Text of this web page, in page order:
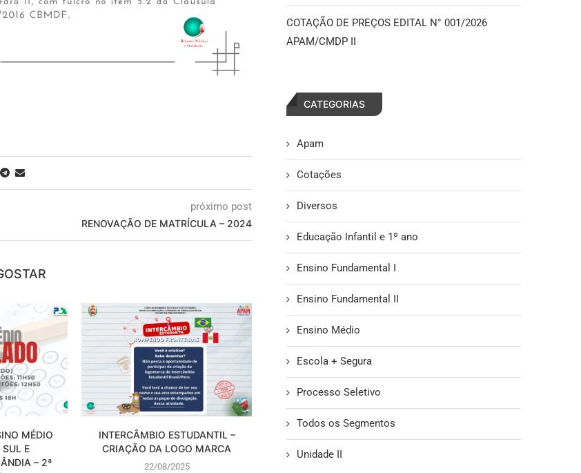
próximo post
RENOVAÇÃO DE MATRÍCULA – 2024
MÉDIO
SUL E
– 2ª
INTERCÂMBIO ESTUDANTIL –
CRIAÇÃO DA LOGO MARCA
22/08/2025
OBJETIVA DO 1º SIMULADO DE
COTAÇÃO DE PREÇOS EDITAL N° 001/2026
APAM/CMDP II
CATEGORIAS
Apam
Cotações
Diversos
Educação Infantil e 1º ano
Ensino Fundamental I
Ensino Fundamental II
Ensino Médio
Escola + Segura
Processo Seletivo
Todos os Segmentos
Unidade II